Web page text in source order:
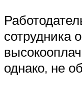
сотрудника
однако, не